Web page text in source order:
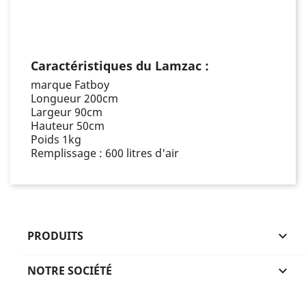
Caractéristiques du Lamzac :
marque Fatboy
Longueur 200cm
Largeur 90cm
Hauteur 50cm
Poids 1kg
Remplissage : 600 litres d'air
PRODUITS 
NOTRE SOCIÉTÉ 